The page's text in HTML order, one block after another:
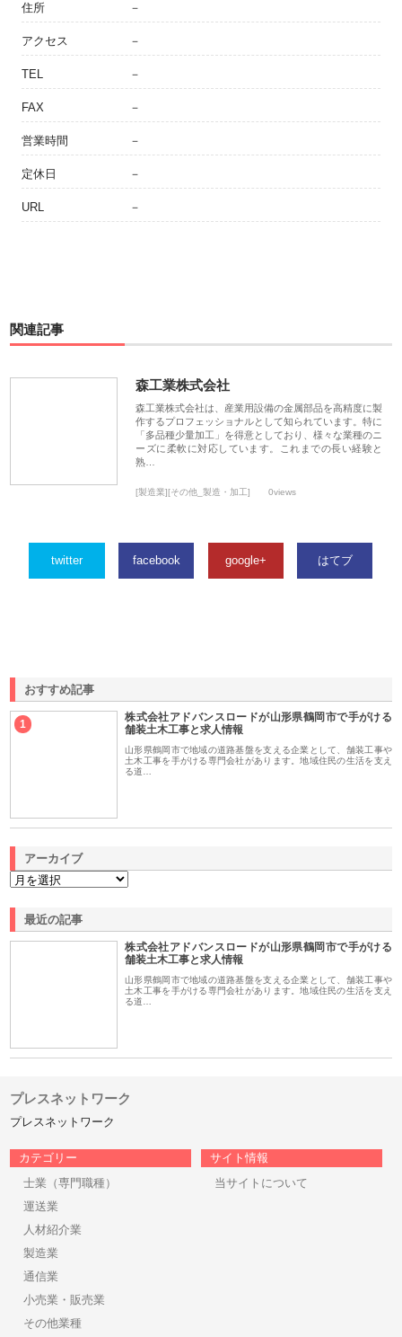
住所 －
アクセス －
TEL －
FAX －
営業時間 －
定休日 －
URL －
関連記事
森工業株式会社
森工業株式会社は、産業用設備の金属部品を高精度に製
作するプロフェッショナルとして知られています。特に
「多品種少量加工」を得意としており、様々な業種のニ
ーズに柔軟に対応しています。これまでの長い経験と
熟…
[製造業][その他_製造・加工] 0views
twitter facebook google+ はてブ
おすすめ記事
1
株式会社アドバンスロードが山形県鶴岡市で手がける
舗装土木工事と求人情報
山形県鶴岡市で地域の道路基盤を支える企業として、舗装工事や
土木工事を手がける専門会社があります。地域住民の生活を支え
る道…
アーカイブ
最近の記事
株式会社アドバンスロードが山形県鶴岡市で手がける
舗装土木工事と求人情報
山形県鶴岡市で地域の道路基盤を支える企業として、舗装工事や
土木工事を手がける専門会社があります。地域住民の生活を支え
る道…
プレスネットワーク
プレスネットワーク
カテゴリー
士業（専門職種）
運送業
人材紹介業
製造業
通信業
小売業・販売業
その他業種
サイト情報
当サイトについて